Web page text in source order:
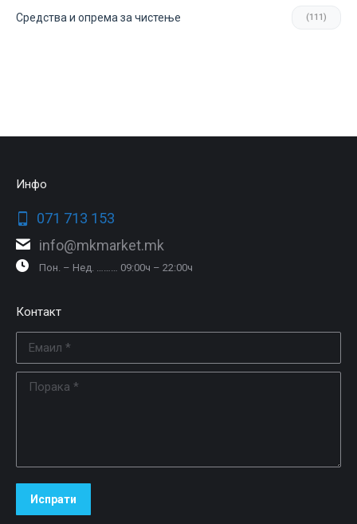
Средства и опрема за чистење (111)
Инфо
071 713 153
info@mkmarket.mk
Пон. – Нед. ……… 09:00ч – 22:00ч
Контакт
Порака *
Испрати